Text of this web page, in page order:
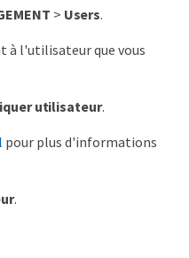
> Users.
à l'utilisateur que vous
utilisateur.
pour plus d'informations
.